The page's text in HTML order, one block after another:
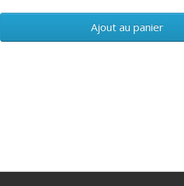
Ajout au panier